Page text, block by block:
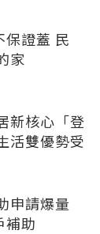
證蓋 民
家
新核心「登
活雙優勢受
申請爆量
補助